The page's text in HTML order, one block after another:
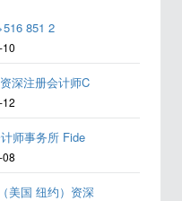
851 2
深注册会计师C
事务所 Fide
美国 纽约）资深